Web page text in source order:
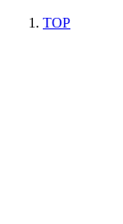
TOP